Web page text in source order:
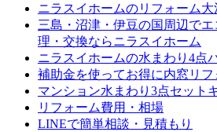
ニラスイホームのリフォーム大
三島・沼津・伊豆の国周辺で
理・交換ならニラスイホーム
ニラスイホームの水まわり4点
補助金を使ってお得に内窓リフ
マンション水まわり3点セット
リフォーム費用・相場
LINEで簡単相談・見積もり